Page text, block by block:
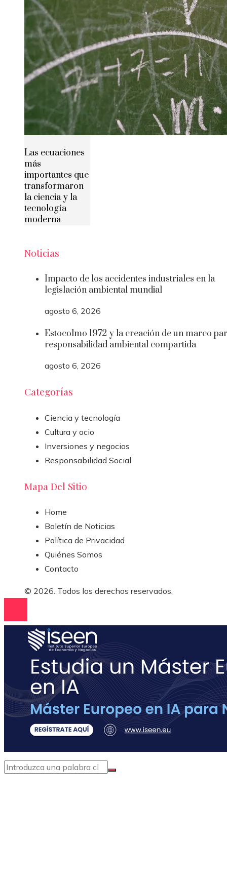
Las ecuaciones
más
importantes que
transformaron
la ciencia y la
tecnología
moderna
Noticias
Impacto de los accidentes industriales en la
legislación ambiental mundial
agosto 6, 2026
Estocolmo 1972 y la creación de un marco
responsabilidad ambiental compartida
agosto 6, 2026
Categorías
Ciencia y tecnología
Cultura y ocio
Inversiones y negocios
Responsabilidad Social
Mapa Del Sitio
Home
Boletín de Noticias
Política de Privacidad
Quiénes Somos
Contacto
© 2026. Todos los derechos reservados.